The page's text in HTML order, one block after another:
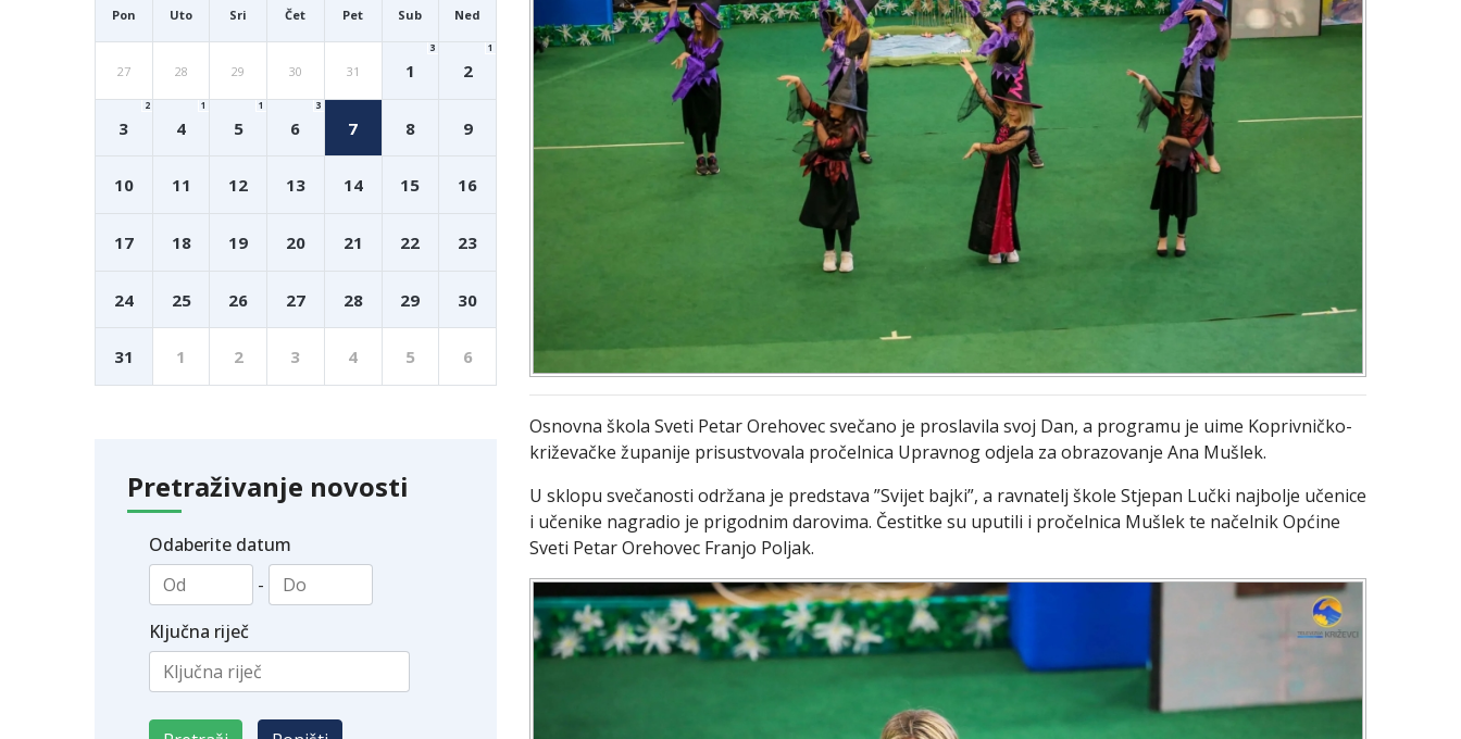
Pon Uto Sri Čet Pet Sub Ned
27 28 29 30 31 1
3
2
1
3
2
4
1
5
1
6
3
7 8 9
10 11 12 13 14 15 16
17 18 19 20 21 22 23
24 25 26 27 28 29 30
31 1 2 3 4 5 6
Pretraživanje novosti
Odaberite datum
-
Ključna riječ
Osnovna škola Sveti Petar Orehovec svečano je proslavila svoj Dan, a programu je uime Koprivničko-
križevačke županije prisustvovala pročelnica Upravnog odjela za obrazovanje Ana Mušlek.
U sklopu svečanosti održana je predstava ”Svijet bajki”, a ravnatelj škole Stjepan Lučki najbolje učenice
i učenike nagradio je prigodnim darovima. Čestitke su uputili i pročelnica Mušlek te načelnik Općine
Sveti Petar Orehovec Franjo Poljak.